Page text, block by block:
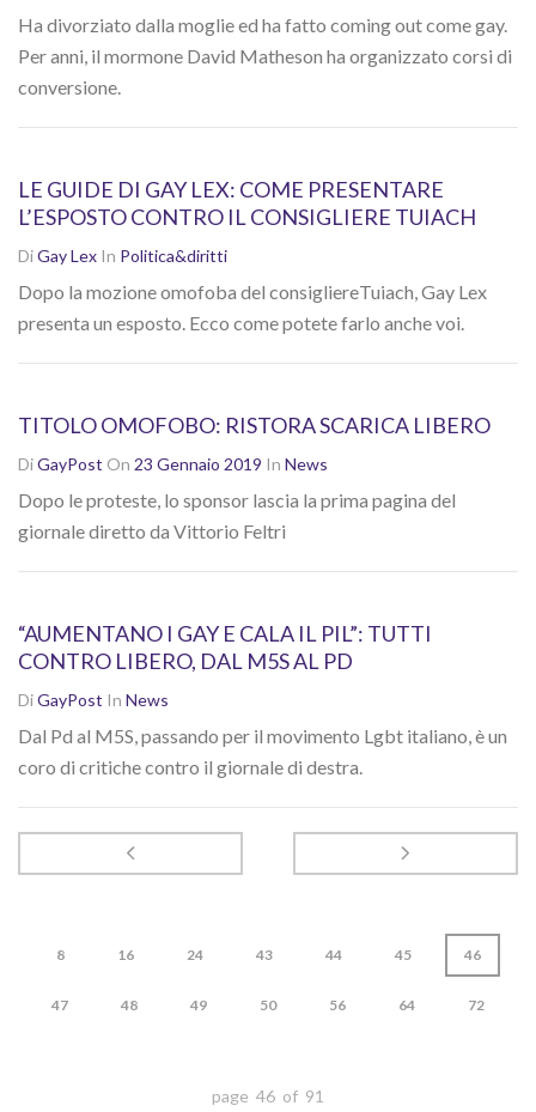
Ha divorziato dalla moglie ed ha fatto coming out come gay.
Per anni, il mormone David Matheson ha organizzato corsi di
conversione.
LE GUIDE DI GAY LEX: COME PRESENTARE
L’ESPOSTO CONTRO IL CONSIGLIERE TUIACH
DiGay Lex In Politica&diritti
Dopo la mozione omofoba del consigliereTuiach, Gay Lex
presenta un esposto. Ecco come potete farlo anche voi.
TITOLO OMOFOBO: RISTORA SCARICA LIBERO
DiGayPost On 23 Gennaio 2019 In News
Dopo le proteste, lo sponsor lascia la prima pagina del
giornale diretto da Vittorio Feltri
“AUMENTANO I GAY E CALA IL PIL”: TUTTI
CONTRO LIBERO, DAL M5S AL PD
DiGayPost In News
Dal Pd al M5S, passando per il movimento Lgbt italiano, è un
coro di critiche contro il giornale di destra.
8 16 24 43 44 45 46
47 48 49 50 56 64 72
page 46 of 91